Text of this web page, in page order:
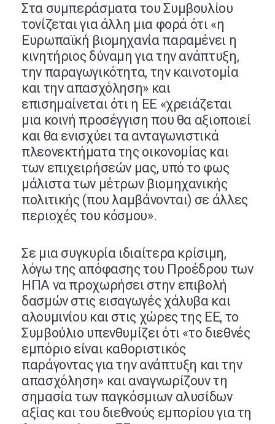
Στα συμπεράσματα του Συμβουλίου
τονίζεται για άλλη μια φορά ότι «η
Ευρωπαϊκή βιομηχανία παραμένει η
κινητήριος δύναμη για την ανάπτυξη,
την παραγωγικότητα, την καινοτομία
και την απασχόληση» και
επισημαίνεται ότι η ΕΕ «χρειάζεται
μια κοινή προσέγγιση που θα αξιοποιεί
και θα ενισχύει τα ανταγωνιστικά
πλεονεκτήματα της οικονομίας και
των επιχειρήσεών μας, υπό το φως
μάλιστα των μέτρων βιομηχανικής
πολιτικής (που λαμβάνονται) σε άλλες
περιοχές του κόσμου».
Σε μια συγκυρία ιδιαίτερα κρίσιμη,
λόγω της απόφασης του Προέδρου των
ΗΠΑ να προχωρήσει στην επιβολή
δασμών στις εισαγωγές χάλυβα και
αλουμινίου και στις χώρες της ΕΕ, το
Συμβούλιο υπενθυμίζει ότι «το διεθνές
εμπόριο είναι καθοριστικός
παράγοντας για την ανάπτυξη και την
απασχόληση» και αναγνωρίζουν τη
σημασία των παγκόσμιων αλυσίδων
αξίας και του διεθνούς εμπορίου για τη